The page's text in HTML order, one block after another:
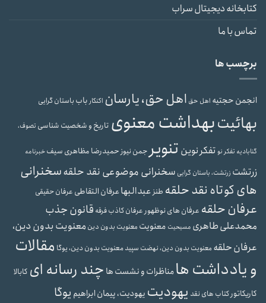
کتابخانه دیجیتال سراب
تماس با ما
برچسب ها
انجمن حجتیه اهل حق اهل حق، یارسان اکنکار باب باستان گرایی
بهائیتبهداشت معنوی تاریخ و شخصیت شناسی تصوف،
گنابادیه تفکر نوتفکر نوین تنویر جمن نیوز حمیدرضا مظاهری سیفخبرنامه
زرتشت زرتشت، باستان گرایی سخنرانی موضوعی نقد حلقهسخنرانی
های کوتاه نقد حلقه طنز عبدالبهاعرفان التقاطی عرفان حقیقی
عرفان حلقه عرفان های نوظهور عرفان کاذبفرقه قانون جذب
محمدعلی طاهری مسیحیت معنویت معنویت بدون دین معنویت بدون دین،
عرفان حلقه معنویت بدون دین، نهضت سپیدمعنویت بدون دین، یوگا مقالات
و یادداشت هامناظرات و نشست ها چند رسانه ای کابالا
کاریکاتور کتاب های نقد یهودیت یهودیت، پیمان ابراهیم یوگا